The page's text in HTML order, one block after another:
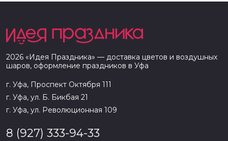
2026 «Идея Праздника» — доставка цветов и воздушных
шаров, оформление праздников в Уфа
г. Уфа, Проспект Октября 111
г. Уфа, ул. Б. Бикбая 21
г. Уфа, ул. Революционная 109
8 (927) 333-94-33